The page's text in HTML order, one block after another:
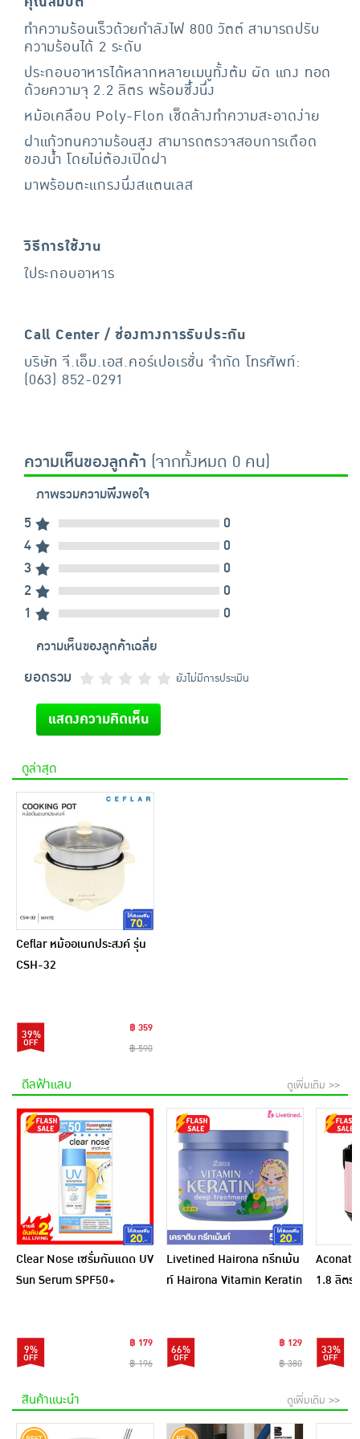
ทำความร้อนเร็วด้วยกำลังไฟ 800 วัตต์ สามารถปรับ
ความร้อนได้ 2 ระดับ
ประกอบอาหารได้หลากหลายเมนูทั้งต้ม ผัด แกง ทอด
ด้วยความจุ 2.2 ลิตร พร้อมซึ้งนึ่ง
หม้อเคลือบ Poly-Flon เช็ดล้างทำความสะอาดง่าย
ฝาแก้วทนความร้อนสูง สามารถตรวจสอบการเดือด
ของน้ำ โดยไม่ต้องเปิดฝา
มาพร้อมตะแกรงนึ่งสแตนเลส
วิธีการใช้งาน
ใประกอบอาหาร
Call Center / ช่องทางการรับประกัน
บริษัท จี.เอ็ม.เอส.คอร์เปอเรชั่น จำกัด โทรศัพท์:
(063) 852-0291
ความเห็นของลูกค้า (จากทั้งหมด 0 คน)
ภาพรวมความพึงพอใจ
5
0
4
0
3
0
2
0
1
0
ความเห็นของลูกค้าเฉลี่ย
ยอดรวม ยังไม่มีการประเมิน
แสดงความคิดเห็น
ดูล่าสุด
Ceflar หม้ออเนกประสงค์ รุ่น
CSH-32
39%
฿ 359
฿ 590
ดีลฟ้าแลบ ดูเพิ่มเติม >>
Clear Nose เซรั่มกันแดด UV
Sun Serum SPF50+
9%
฿ 179
฿ 196
Livetined Hairona ทรีทเม้น
ท์ Hairona Vitamin Keratin
66%
฿ 129
฿ 380
1.8 ลิตร
33%
สินค้าแนะนำ ดูเพิ่มเติม >>